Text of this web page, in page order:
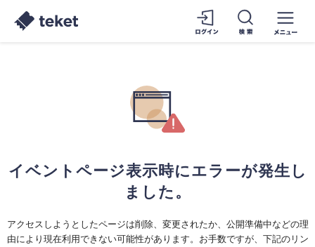
イベントページ表示時にエラーが発生し
ました。
アクセスしようとしたページは削除、変更されたか、公開準備中などの理
由により現在利用できない可能性があります。お手数ですが、下記のリン